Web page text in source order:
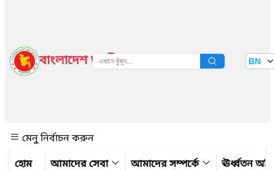
বাংলাদেশ জাতীয় তথ্য বাতায়ন BN
মেনু নির্বাচন করুন
আমাদের সেবা
আমাদের সম্পর্কে ঊর্ধ্বতন